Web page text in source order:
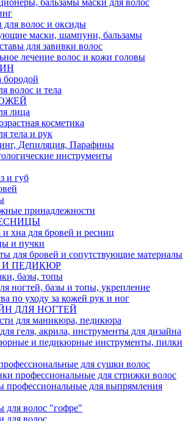
для волос и оксиды
маски, шампуни, бальзамы
для завивки волос
лечение волос и кожи головы
бородой
волос и тела
лица
косметика
тела и рук
Депиляция, Парафины
инструменты
и губ
принадлежности
и хна для бровей и ресниц
и пучки
для бровей и сопутствующие материалы
ПЕДИКЮР
базы, топы
ногтей, базы и топы, укрепление
по уходу за кожей рук и ног
ДЛЯ НОГТЕЙ
для маникюра, педикюра
геля, акрила, инструменты для дизайна
и педикюрные инструменты, пилки
для сушки волос
профессиональные для стрижки волос
для выпрямления
волос "гофре"
для волос